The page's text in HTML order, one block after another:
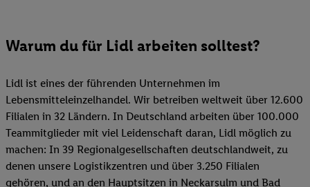
Warum du für Lidl arbeiten solltest?
Lidl ist eines der führenden Unternehmen im
Lebensmitteleinzelhandel. Wir betreiben weltweit über 12.600
Filialen in 32 Ländern. In Deutschland arbeiten über 100.000
Teammitglieder mit viel Leidenschaft daran, Lidl möglich zu
machen: In 39 Regionalgesellschaften deutschlandweit, zu
denen unsere Logistikzentren und über 3.250 Filialen
gehören, und an den Hauptsitzen in Neckarsulm und Bad